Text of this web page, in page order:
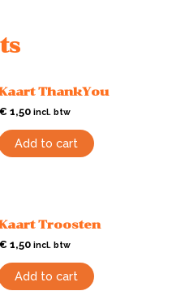
ThankYou
€ 1,50 incl. btw
Add to cart
Troosten
€ 1,50 incl. btw
Add to cart